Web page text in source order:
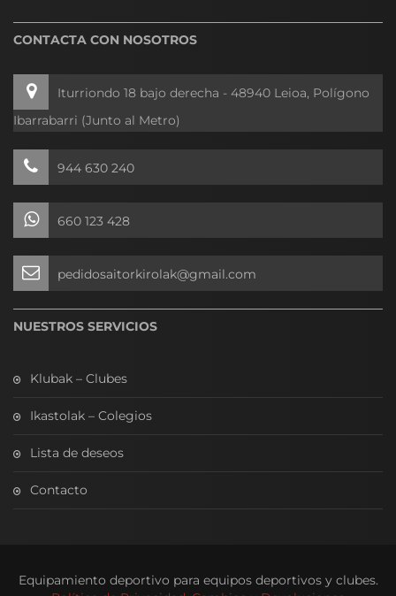
CONTACTA CON NOSOTROS
Iturriondo 18 bajo derecha - 48940 Leioa, Polígono
Ibarrabarri (Junto al Metro)
944 630 240
660 123 428
pedidosaitorkirolak@gmail.com
NUESTROS SERVICIOS
Klubak – Clubes
Ikastolak – Colegios
Lista de deseos
Contacto
Equipamiento deportivo para equipos deportivos y clubes.